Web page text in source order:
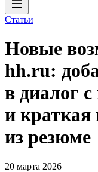
Статьи
Новые
hh.ru:
в диалог
и
из резюме
20 марта 2026